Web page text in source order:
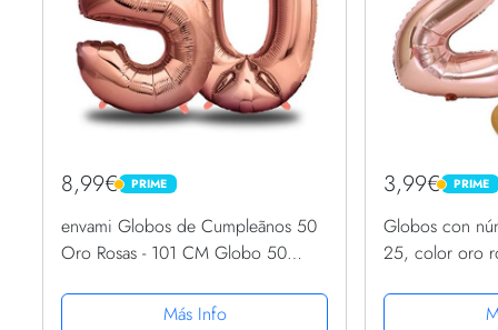
8,99€ PRIME
PRIME
envami Globos de Cumpleãnos 50
Oro Rosas - 101 CM Globo 50
Decoracion 50 Cumpleaños Mujer -
Más Info
3,99€ PRIME
PRIME
Globos con
25, color oro
25, globos de